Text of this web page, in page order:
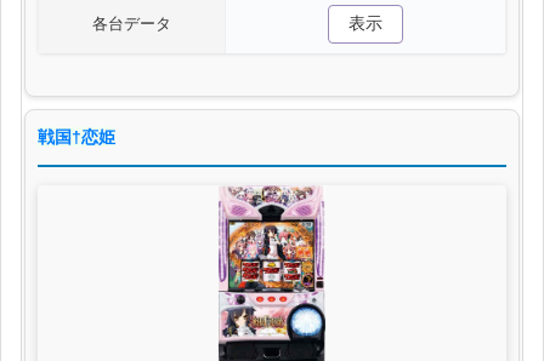
各台データ 表示
戦国†恋姫